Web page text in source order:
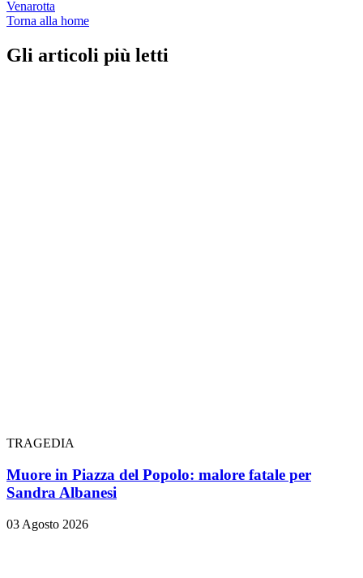
Venarotta
Torna alla home
Gli articoli più letti
TRAGEDIA
Muore in Piazza del Popolo: malore fatale per
Sandra Albanesi
03 Agosto 2026